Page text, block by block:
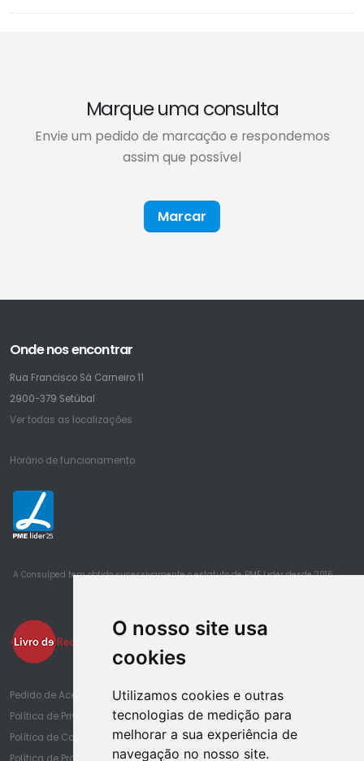
O nosso site usa
cookies
Utilizamos cookies e outras
tecnologias de medição para
melhorar a sua experiência de
navegação no nosso site.
Marque uma consulta
Envie um pedido de marcação e respondemos
assim que possível
Marcar
Onde nos encontrar
Rua Francisco Sá Carneiro 11
2900-379 Setúbal
Ver todas as localizações
Horário de funcionamento
25
A Consulped tem obtido sucessivamente o estatuto de PME Lider desde 2016
Pedido de Acesso à Informação de Saúde
Política de Privacidade
Política de Cookies